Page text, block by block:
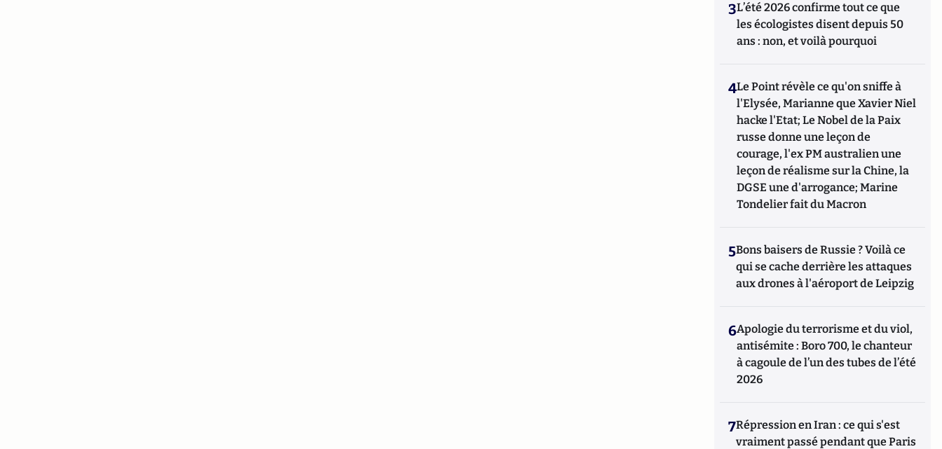
3L’été 2026 confirme tout ce que
les écologistes disent depuis 50
ans : non, et voilà pourquoi
4Le Point révèle ce qu'on sniffe à
l'Elysée, Marianne que Xavier Niel
hacke l'Etat; Le Nobel de la Paix
russe donne une leçon de
courage, l'ex PM australien une
leçon de réalisme sur la Chine, la
DGSE une d'arrogance; Marine
Tondelier fait du Macron
5Bons baisers de Russie ? Voilà ce
qui se cache derrière les attaques
aux drones à l'aéroport de Leipzig
6Apologie du terrorisme et du viol,
antisémite : Boro 700, le chanteur
à cagoule de l’un des tubes de l’été
2026
7Répression en Iran : ce qui s'est
vraiment passé pendant que Paris